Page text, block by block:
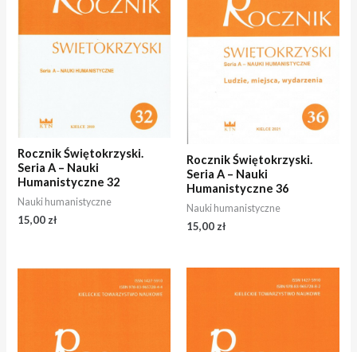
Rocznik Świętokrzyski.
Seria A – Nauki
Humanistyczne 32
Nauki humanistyczne
15,00 zł
Rocznik Świętokrzyski.
Seria A – Nauki
Humanistyczne 36
Nauki humanistyczne
15,00 zł